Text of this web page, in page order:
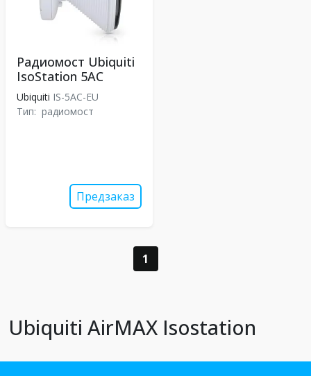
Радиомост Ubiquiti
IsoStation 5AC
Ubiquiti IS-5AC-EU
Тип: радиомост
Предзаказ
1
Ubiquiti AirMAX Isostation